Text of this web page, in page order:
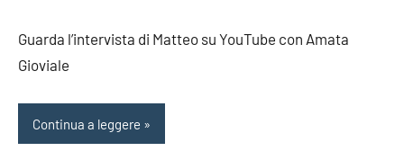
Guarda l’intervista di Matteo su YouTube con Amata
Gioviale
Continua a leggere